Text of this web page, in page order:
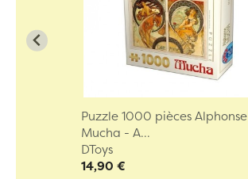
Puzzle 1000 pièces Alphonse
Mucha - A...
DToys
14,90 €